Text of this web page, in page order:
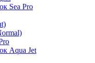
Sea Pro
Aqua Jet